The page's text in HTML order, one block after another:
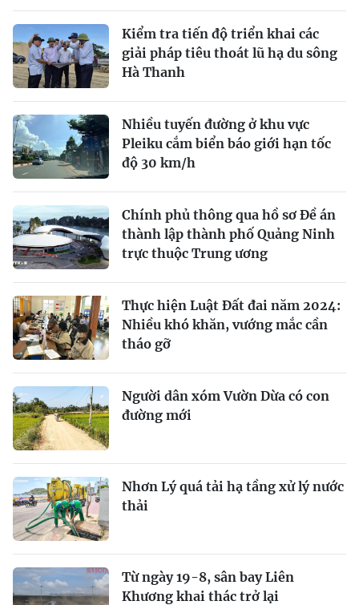
Kiểm tra tiến độ triển khai các
giải pháp tiêu thoát lũ hạ du sông
Hà Thanh
Nhiều tuyến đường ở khu vực
Pleiku cắm biển báo giới hạn tốc
độ 30 km/h
Chính phủ thông qua hồ sơ Đề án
thành lập thành phố Quảng Ninh
trực thuộc Trung ương
Thực hiện Luật Đất đai năm 2024:
Nhiều khó khăn, vướng mắc cần
tháo gỡ
Người dân xóm Vườn Dừa có con
đường mới
Nhơn Lý quá tải hạ tầng xử lý nước
thải
Từ ngày 19-8, sân bay Liên
Khương khai thác trở lại